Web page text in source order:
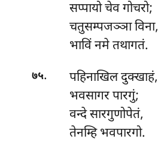
सप्पायो चेव गोचरो;
चतुसम्पजञ्ञा विना,
भाविं नमे तथागतं.
७५.
पहिनाखिल दुक्खाहं,
भवसागर पारगुं;
वन्दे सारगुणोपेतं,
तेनम्हि भवपारगो.